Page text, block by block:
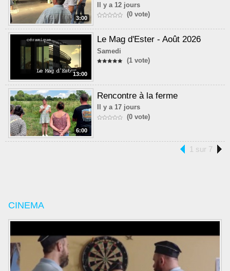
3:00
Il y a 12 jours
(0 vote)
13:00
Le Mag d'Ester - Août 2026
Samedi
(1 vote)
6:00
Rencontre à la ferme
Il y a 17 jours
(0 vote)
1 sur 7
CINEMA